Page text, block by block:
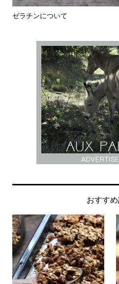
ゼラチンについて
おすす